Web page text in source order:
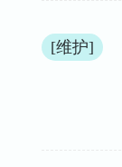
[维护]